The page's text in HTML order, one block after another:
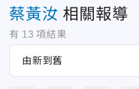
蔡黃汝 相關報導
有 13 項結果